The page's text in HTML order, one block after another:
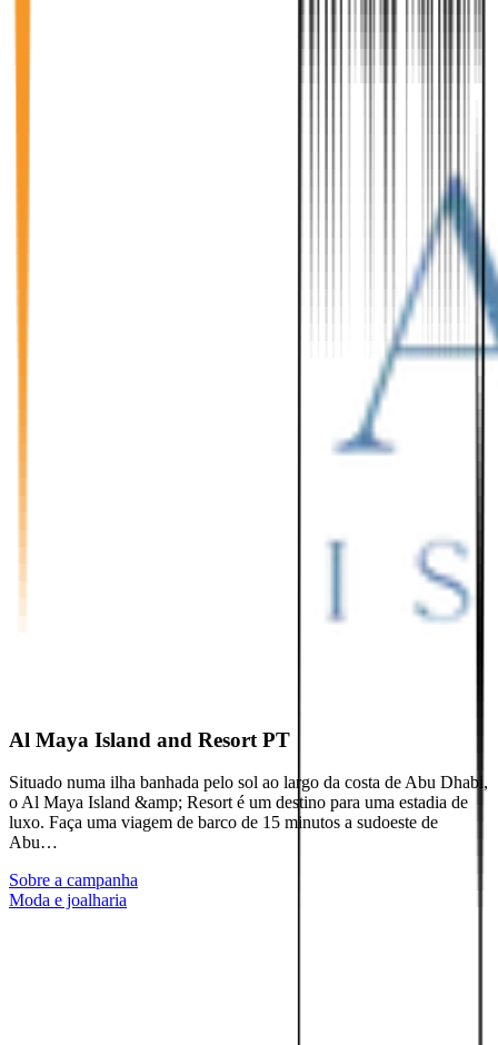
Al Maya Island and Resort PT
Situado numa ilha banhada pelo sol ao largo da costa de Abu Dhabi,
o Al Maya Island &amp; Resort é um destino para uma estadia de
luxo. Faça uma viagem de barco de 15 minutos a sudoeste de
Abu…
Sobre a campanha
Moda e joalharia